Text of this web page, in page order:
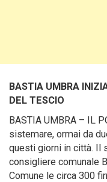
BASTIA UMBRA
DEL TESCIO
BASTIA UMBRA – IL
sistemare, ormai da
questi giorni in città. Il
consigliere comunale
Comune le circa 300